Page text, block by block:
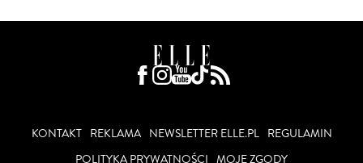
KONTAKT REKLAMA NEWSLETTER ELLE.PL
REGULAMIN
POLITYKA PRYWATNOŚCI MOJE ZGODY